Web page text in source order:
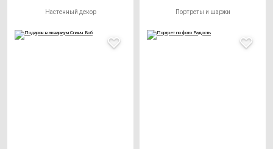
Настенный декор Портреты и шаржи